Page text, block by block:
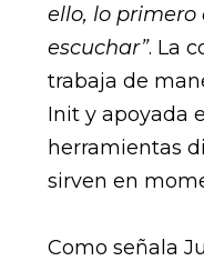
ello, lo primero
escuchar”. La
trabaja de
Init y apoyada
herramientas
sirven en
Como señala